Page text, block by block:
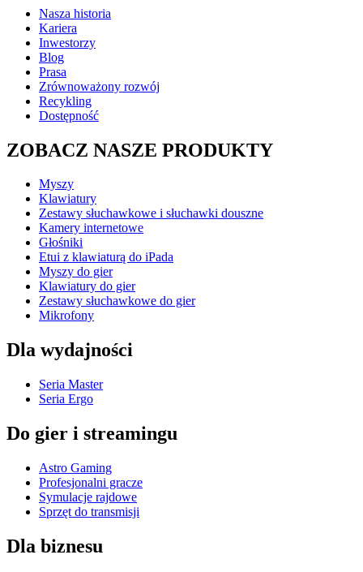
Nasza historia
Kariera
Inwestorzy
Blog
Prasa
Zrównoważony rozwój
Recykling
Dostępność
ZOBACZ NASZE PRODUKTY
Myszy
Klawiatury
Zestawy słuchawkowe i słuchawki douszne
Kamery internetowe
Głośniki
Etui z klawiaturą do iPada
Myszy do gier
Klawiatury do gier
Zestawy słuchawkowe do gier
Mikrofony
Dla wydajności
Seria Master
Seria Ergo
Do gier i streamingu
Astro Gaming
Profesjonalni gracze
Symulacje rajdowe
Sprzęt do transmisji
Dla biznesu